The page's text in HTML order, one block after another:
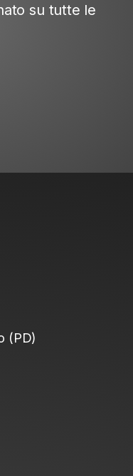
su tutte le
(PD)